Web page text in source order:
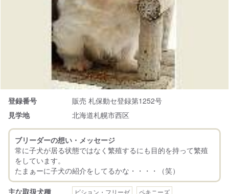
登録番号
販売 札保動セ登録第1252号
見学地
北海道札幌市西区
ブリーダーの想い・メッセージ
常に子犬が居る状態ではなく繁殖するにも目的を持って繁殖
をしています。
主な取扱犬種 ビション・フリーゼ ペキニーズ